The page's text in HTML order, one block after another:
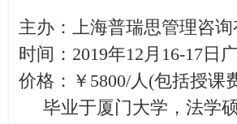
主办：上海普瑞思管理咨
时间：2019年12月16-17日
价格：￥5800/人(包括授课
毕业于厦门大学，法学